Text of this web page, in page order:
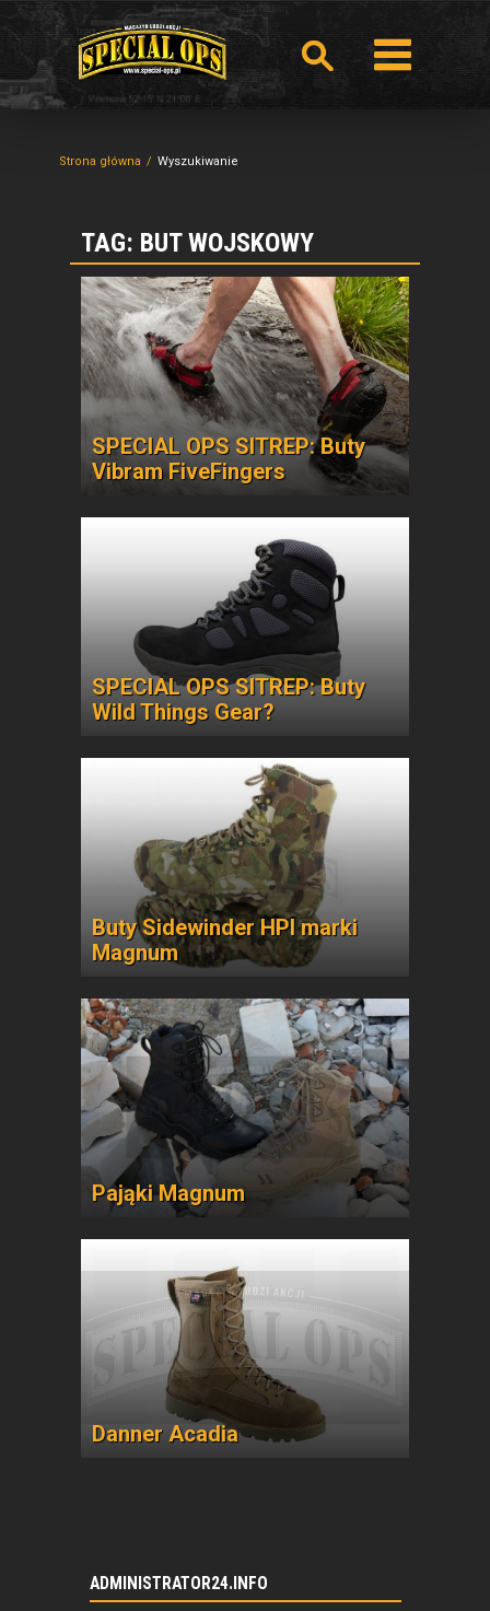
Strona główna Wyszukiwanie
TAG: BUT WOJSKOWY
SPECIAL OPS SITREP: Buty
Vibram FiveFingers
SPECIAL OPS SITREP: Buty
Wild Things Gear?
Buty Sidewinder HPI marki
Magnum
Pająki Magnum
Danner Acadia
ADMINISTRATOR24.INFO